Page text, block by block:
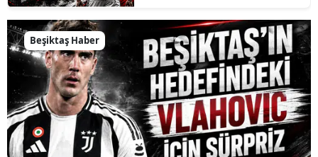
Beşiktaş Haber